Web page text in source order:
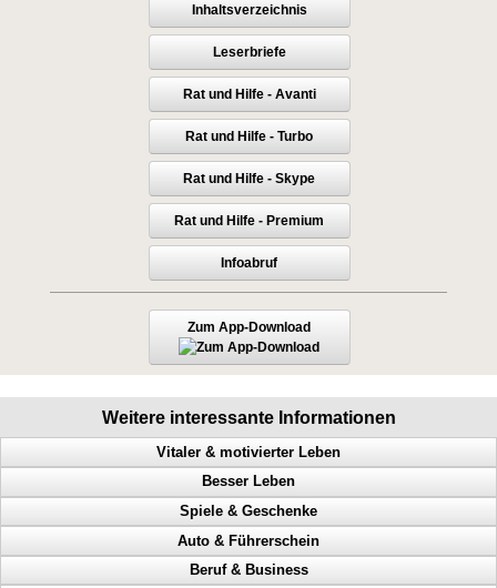
Inhaltsverzeichnis
Leserbriefe
Rat und Hilfe - Avanti
Rat und Hilfe - Turbo
Rat und Hilfe - Skype
Rat und Hilfe - Premium
Infoabruf
Zum App-Download
Weitere interessante Informationen
Vitaler & motivierter Leben
Macht der Gedanken, geistige Fähigkeiten steigern, Menschen steuern
Mehr Geld, mehr Glück, mehr Gesundheit, mehr Harmonie
Herausforderungen meistern, Glück, handeln, Motivation
Schweinehund, Verstand, Probleme, Selbsthilfe
Besser Leben
Anerkennung, Geld, Erfolg haben, Karriereleiter
Probleme lösen, Selbstbeherrschung, Glück, Erfolg
Die Selbststeuerung Deines Geistes
Spiele & Geschenke
Millionen gewinnen, Casino, Black Jack, Geschicklichkeit trainieren
Geburtstag, persönliches Geschenk, einzigartiges Geschenk
Auto & Führerschein
Geschwindigkeitsübertretungen, Punkte, Radarfalle, Polizeikontrolle
Beruf & Business